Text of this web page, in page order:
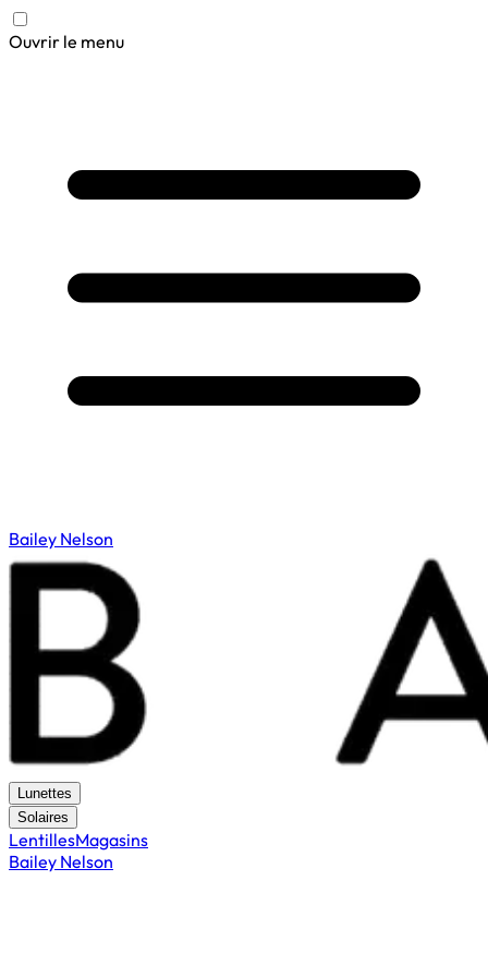
Ouvrir le menu
Bailey Nelson
Lunettes
Solaires
LentillesMagasins
Bailey Nelson